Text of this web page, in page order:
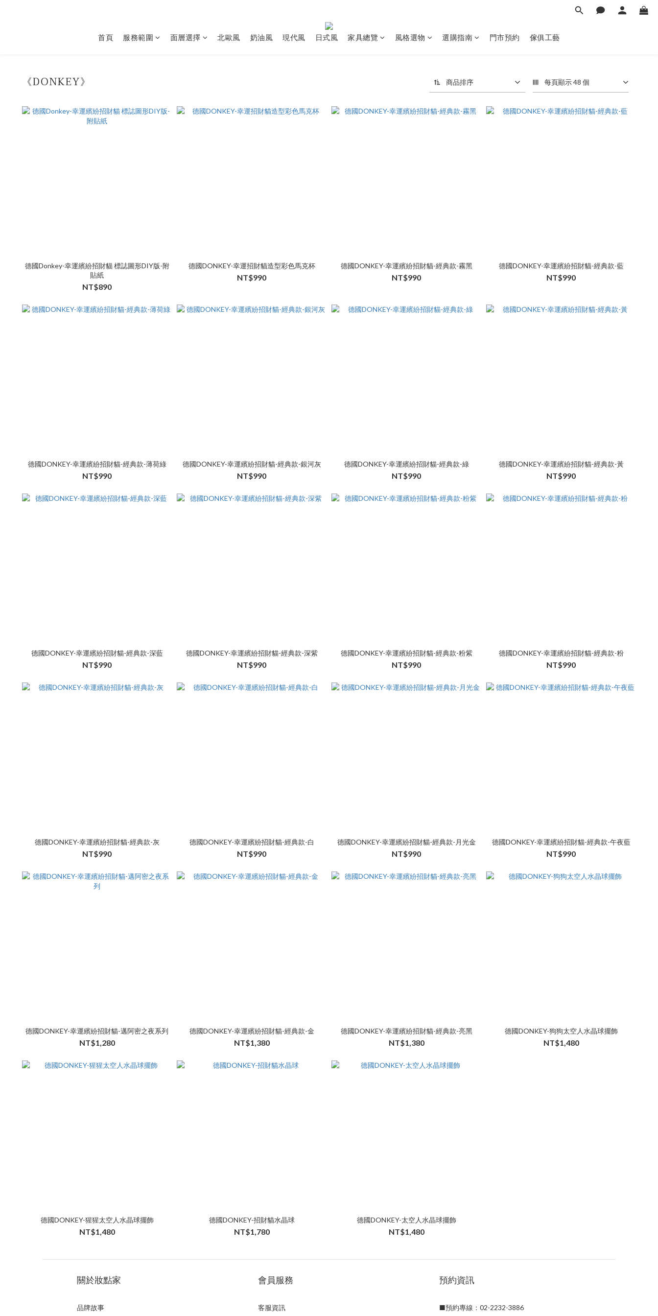
首頁 服務範圍 面層選擇 北歐風 奶油風 現代風 日式風 家具總覽 風格選物 選購指南 門市預約 傢俱工藝
《DONKEY》 商品排序 每頁顯示 48 個
德國Donkey-幸運繽紛招財貓 標誌圖形DIY版-附
貼紙
NT$890
德國DONKEY-幸運招財貓造型彩色馬克杯
NT$990
德國DONKEY-幸運繽紛招財貓-經典款-霧黑
NT$990
德國DONKEY-幸運繽紛招財貓-經典款-藍
NT$990
德國DONKEY-幸運繽紛招財貓-經典款-薄荷綠
NT$990
德國DONKEY-幸運繽紛招財貓-經典款-銀河灰
NT$990
德國DONKEY-幸運繽紛招財貓-經典款-綠
NT$990
德國DONKEY-幸運繽紛招財貓-經典款-黃
NT$990
德國DONKEY-幸運繽紛招財貓-經典款-深藍
NT$990
德國DONKEY-幸運繽紛招財貓-經典款-深紫
NT$990
德國DONKEY-幸運繽紛招財貓-經典款-粉紫
NT$990
德國DONKEY-幸運繽紛招財貓-經典款-粉
NT$990
德國DONKEY-幸運繽紛招財貓-經典款-灰
NT$990
德國DONKEY-幸運繽紛招財貓-經典款-白
NT$990
德國DONKEY-幸運繽紛招財貓-經典款-月光金
NT$990
德國DONKEY-幸運繽紛招財貓-經典款-午夜藍
NT$990
德國DONKEY-幸運繽紛招財貓-邁阿密之夜系列
NT$1,280
德國DONKEY-幸運繽紛招財貓-經典款-金
NT$1,380
德國DONKEY-幸運繽紛招財貓-經典款-亮黑
NT$1,380
德國DONKEY-狗狗太空人水晶球擺飾
NT$1,480
德國DONKEY-猩猩太空人水晶球擺飾
NT$1,480
德國DONKEY-招財貓水晶球
NT$1,780
德國DONKEY-太空人水晶球擺飾
NT$1,480
關於妝點家
品牌故事
會員服務
客服資訊
預約資訊
■預約專線：02-2232-3886